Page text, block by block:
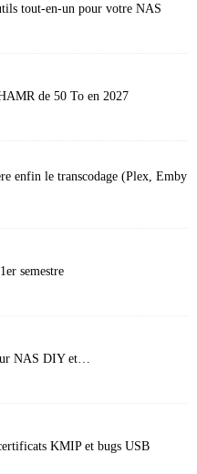
tout-en-un pour votre NAS
de 50 To en 2027
enfin le transcodage (Plex, Emby
semestre
NAS DIY et…
KMIP et bugs USB